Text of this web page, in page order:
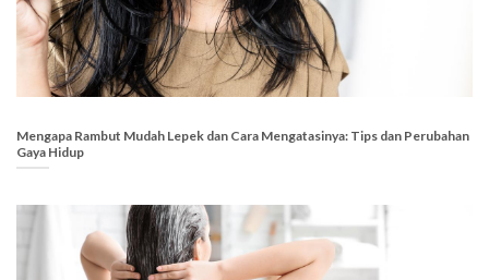
Mengapa Rambut Mudah Lepek dan Cara Mengatasinya: Tips dan Perubahan
Gaya Hidup